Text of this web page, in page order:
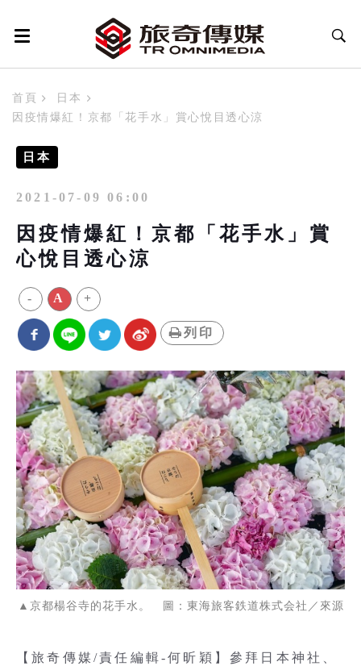
首頁
日本
因疫情爆紅！京都「花手水」賞心悅目透心涼
日本
2021-07-09 06:00
因疫情爆紅！京都「花手水」賞
心悅目透心涼
- A +
列印
▲京都楊谷寺的花手水。 圖：東海旅客鉄道株式会社／來源
【旅奇傳媒/責任編輯-何昕穎】參拜日本神社、